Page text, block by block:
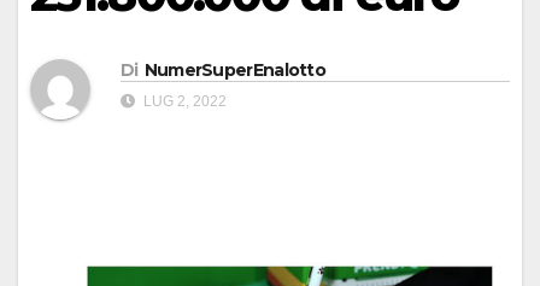
Di NumerSuperEnalotto
LUG 2, 2022